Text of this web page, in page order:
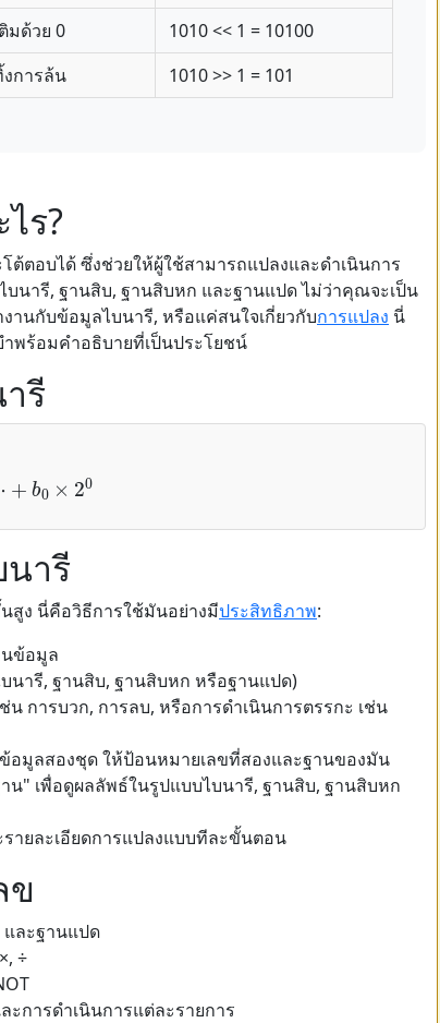
มด้วย 0
1010 << 1 = 10100
งการล้น 1010 >> 1 = 101
ร?
ต้ตอบได้ ซึ่งช่วยให้ผู้ใช้สามารถแปลงและดำเนินการ
บนารี, ฐานสิบ, ฐานสิบหก และฐานแปด ไม่ว่าคุณจะเป็น
านกับข้อมูลไบนารี, หรือแค่สนใจเกี่ยวกับการแปลง นี่
พร้อมคำอธิบายที่เป็นประโยชน์
รี
×
นารี
สูง นี่คือวิธีการใช้มันอย่างมีประสิทธิภาพ:
ข้อมูล
ารี, ฐานสิบ, ฐานสิบหก หรือฐานแปด)
น การบวก, การลบ, หรือการดำเนินการตรรกะ เช่น
อมูลสองชุด ให้ป้อนหมายเลขที่สองและฐานของมัน
น" เพื่อดูผลลัพธ์ในรูปแบบไบนารี, ฐานสิบ, ฐานสิบหก
ายละเอียดการแปลงแบบทีละขั้นตอน
ข
และฐานแปด
÷
การดำเนินการแต่ละรายการ